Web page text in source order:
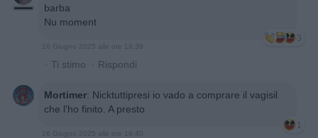
barba
Nu moment
3
16 Giugno 2025 alle ore 18:39
· Ti stimo · Rispondi
Mortimer: Nicktuttipresi io vado a comprare il vagisil
che l'ho finito. A presto
1
16 Giugno 2025 alle ore 18:40